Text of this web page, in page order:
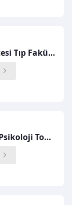
Kocaeli Üniversitesi Tıp Fakültesi
Ege Üniversitesi Psikoloji Topluluğu Logolu Ürünler Mağazası